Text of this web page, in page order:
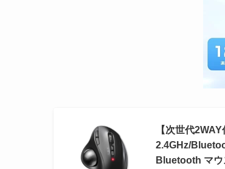
【次世代
2.4GHz/
Bluetooth マウ